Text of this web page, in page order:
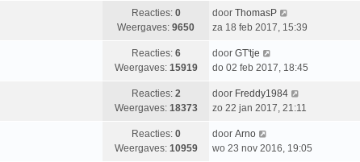
c
h
e
c
h
e
b
e
c
h
t
s
e
b
e
c
h
Reacties: 0
Weergaves: 9650
L
a
t
s
e
b
e
door ThomasP
za 18 feb 2017, 15:39
Reacties: 6
Weergaves: 15919
L
a
t
s
e
b
door GT'tje
do 02 feb 2017, 18:45
Reacties: 2
Weergaves: 18373
L
a
t
s
door Freddy1984
zo 22 jan 2017, 21:11
Reacties: 0
Weergaves: 10959
L
a
door Arno
wo 23 nov 2016, 19:05